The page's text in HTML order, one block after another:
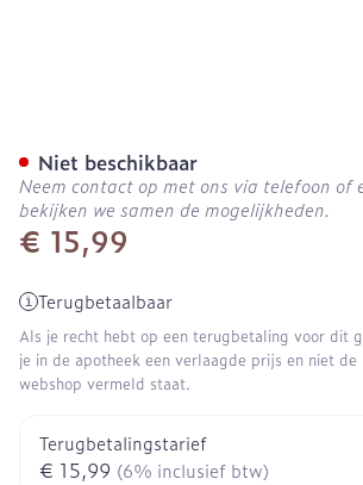
€ 15,99
Terugbetaalbaar
Als je recht hebt op een terugbetaling voor dit
je in de apotheek een verlaagde prijs en niet
webshop vermeld staat.
Terugbetalingstarief
€ 15,99 (6% inclusief btw)
Niet beschikbaar
Neem contact op met ons via telefoon of
bekijken we samen de mogelijkheden.